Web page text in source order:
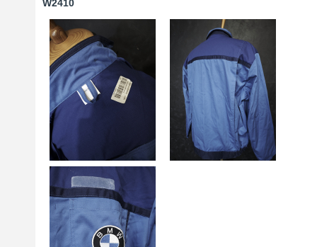
W2410